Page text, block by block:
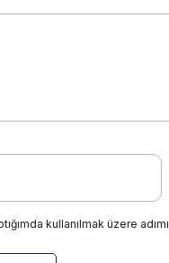
kullanılmak üzere